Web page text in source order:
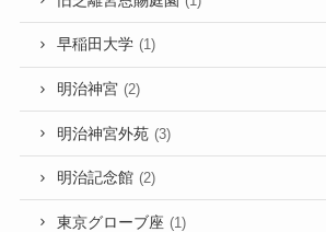
早稲田大学 (1)
明治神宮 (2)
明治神宮外苑 (3)
明治記念館 (2)
東京グローブ座 (1)